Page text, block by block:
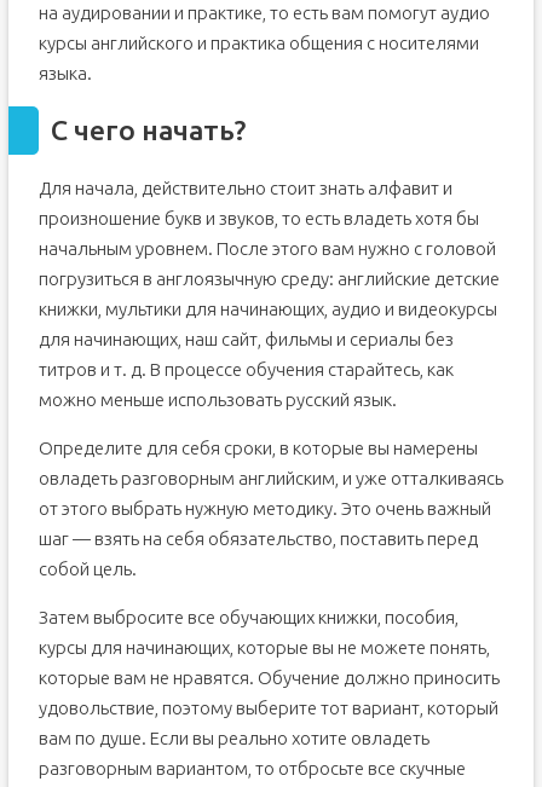
на аудировании и практике, то есть вам помогут аудио
курсы английского и практика общения с носителями
языка.
С чего начать?
Для начала, действительно стоит знать алфавит и
произношение букв и звуков, то есть владеть хотя бы
начальным уровнем. После этого вам нужно с головой
погрузиться в англоязычную среду: английские детские
книжки, мультики для начинающих, аудио и видеокурсы
для начинающих, наш сайт, фильмы и сериалы без
титров и т. д. В процессе обучения старайтесь, как
можно меньше использовать русский язык.
Определите для себя сроки, в которые вы намерены
овладеть разговорным английским, и уже отталкиваясь
от этого выбрать нужную методику. Это очень важный
шаг — взять на себя обязательство, поставить перед
собой цель.
Затем выбросите все обучающих книжки, пособия,
курсы для начинающих, которые вы не можете понять,
которые вам не нравятся. Обучение должно приносить
удовольствие, поэтому выберите тот вариант, который
вам по душе. Если вы реально хотите овладеть
разговорным вариантом, то отбросьте все скучные